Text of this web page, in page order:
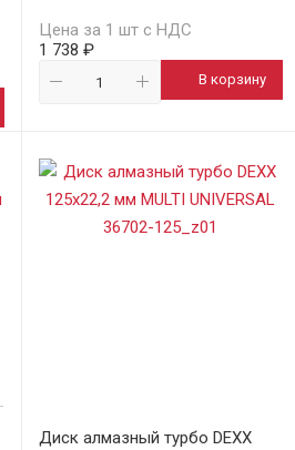
Цена за 1 шт с НДС
1 738 ₽
В корзину
Диск алмазный турбо DEXX